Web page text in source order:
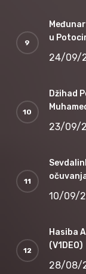
u
24/09/
Džihad
23/09/
10/09/
Hasiba
(V1DEO)
28/08/